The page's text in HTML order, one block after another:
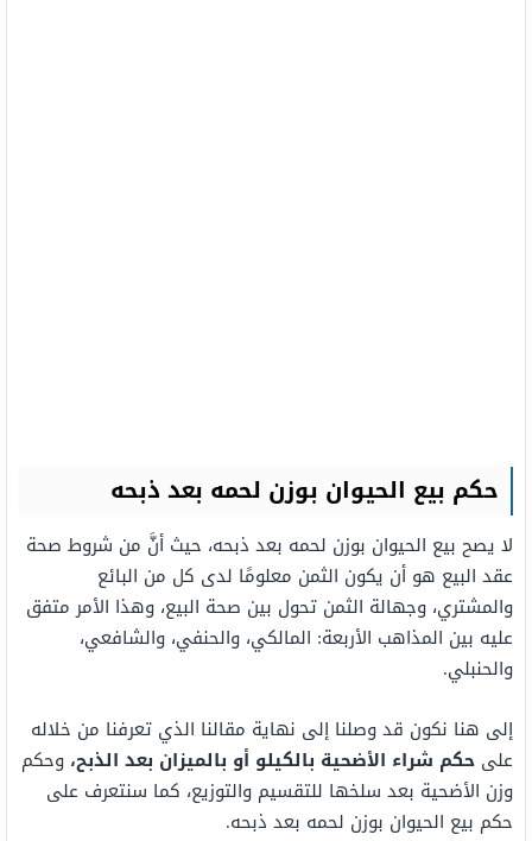
حكم بيع الحيوان بوزن لحمه بعد ذبحه
لا يصح بيع الحيوان بوزن لحمه بعد ذبحه، حيث أنَّ من شروط صحة
عقد البيع هو أن يكون الثمن معلومًا لدى كل من البائع
والمشتري، وجهالة الثمن تحول بين صحة البيع، وهذا الأمر متفق
عليه بين المذاهب الأربعة: المالكي، والحنفي، والشافعي،
والحنبلي.
إلى هنا نكون قد وصلنا إلى نهاية مقالنا الذي تعرفنا من خلاله
على حكم شراء الأضحية بالكيلو أو بالميزان بعد الذبح، وحكم
وزن الأضحية بعد سلخها للتقسيم والتوزيع، كما سنتعرف على
حكم بيع الحيوان بوزن لحمه بعد ذبحه.